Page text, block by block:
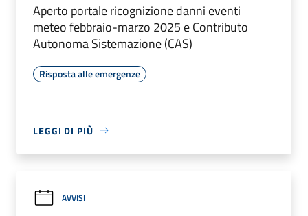
Aperto portale ricognizione danni eventi
meteo febbraio-marzo 2025 e Contributo
Autonoma Sistemazione (CAS)
Risposta alle emergenze
LEGGI DI PIÙ
AVVISI